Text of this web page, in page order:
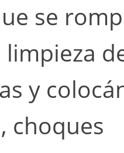
se
limpieza
y
choques